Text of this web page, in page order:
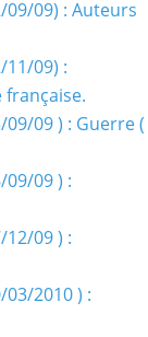
09/09) : Auteurs
11/09) :
française.
09 ) : Guerre (
09 ) :
09 ) :
2010 ) :